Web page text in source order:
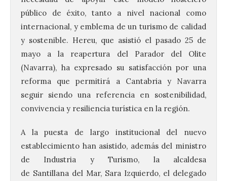
público de éxito, tanto a nivel nacional como
internacional, y emblema de un turismo de calidad
y sostenible. Hereu, que asistió el pasado 25 de
mayo a la reapertura del Parador del Olite
(Navarra), ha expresado su satisfacción por una
reforma que permitirá a Cantabria y Navarra
seguir siendo una referencia en sostenibilidad,
convivencia y resiliencia turística en la región.
A la puesta de largo institucional del nuevo
establecimiento han asistido, además del ministro
de Industria y Turismo, la alcaldesa
de Santillana del Mar, Sara Izquierdo, el delegado